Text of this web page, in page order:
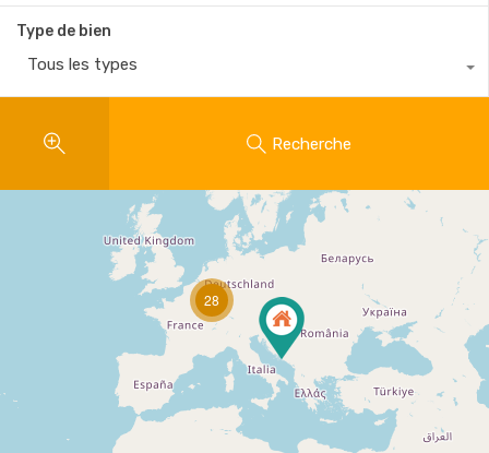
Type de bien
Tous les types
Recherche
28